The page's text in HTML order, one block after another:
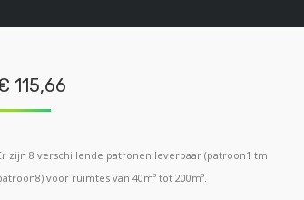
115,66
zijn 8 verschillende patronen leverbaar (patroon1 tm
voor ruimtes van 40m³ tot 200m³.